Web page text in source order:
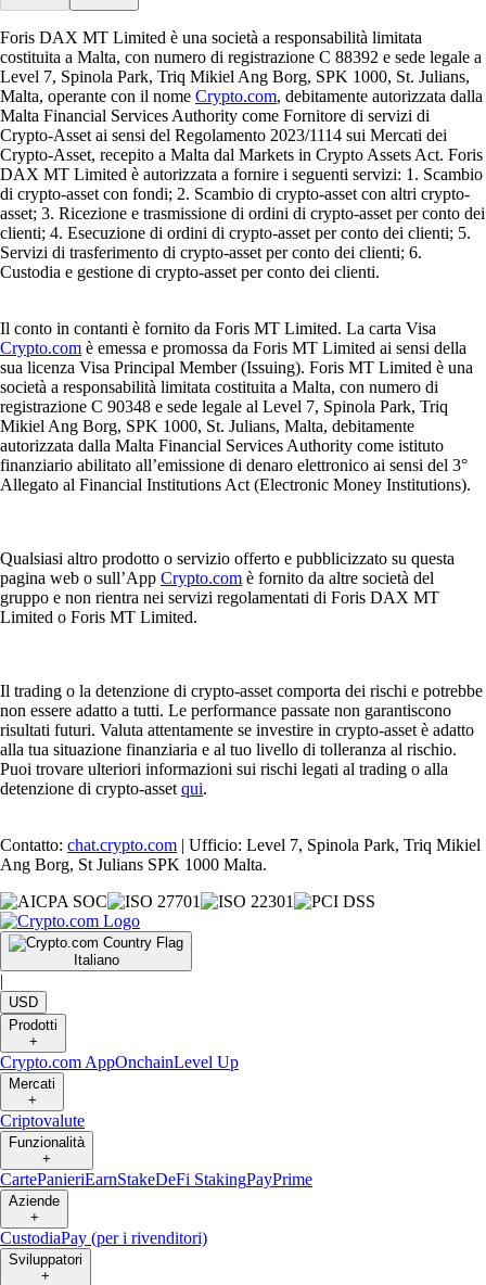
Foris DAX MT Limited è una società a responsabilità limitata
costituita a Malta, con numero di registrazione C 88392 e sede legale a
Level 7, Spinola Park, Triq Mikiel Ang Borg, SPK 1000, St. Julians,
Malta, operante con il nome Crypto.com, debitamente autorizzata dalla
Malta Financial Services Authority come Fornitore di servizi di
Crypto-Asset ai sensi del Regolamento 2023/1114 sui Mercati dei
Crypto-Asset, recepito a Malta dal Markets in Crypto Assets Act. Foris
DAX MT Limited è autorizzata a fornire i seguenti servizi: 1. Scambio
di crypto-asset con fondi; 2. Scambio di crypto-asset con altri crypto-
asset; 3. Ricezione e trasmissione di ordini di crypto-asset per conto dei
clienti; 4. Esecuzione di ordini di crypto-asset per conto dei clienti; 5.
Servizi di trasferimento di crypto-asset per conto dei clienti; 6.
Custodia e gestione di crypto-asset per conto dei clienti.
Il conto in contanti è fornito da Foris MT Limited. La carta Visa
Crypto.com è emessa e promossa da Foris MT Limited ai sensi della
sua licenza Visa Principal Member (Issuing). Foris MT Limited è una
società a responsabilità limitata costituita a Malta, con numero di
registrazione C 90348 e sede legale al Level 7, Spinola Park, Triq
Mikiel Ang Borg, SPK 1000, St. Julians, Malta, debitamente
autorizzata dalla Malta Financial Services Authority come istituto
finanziario abilitato all’emissione di denaro elettronico ai sensi del 3°
Allegato al Financial Institutions Act (Electronic Money Institutions).
Qualsiasi altro prodotto o servizio offerto e pubblicizzato su questa
pagina web o sull’App Crypto.com è fornito da altre società del
gruppo e non rientra nei servizi regolamentati di Foris DAX MT
Limited o Foris MT Limited.
Il trading o la detenzione di crypto-asset comporta dei rischi e potrebbe
non essere adatto a tutti. Le performance passate non garantiscono
risultati futuri. Valuta attentamente se investire in crypto-asset è adatto
alla tua situazione finanziaria e al tuo livello di tolleranza al rischio.
Puoi trovare ulteriori informazioni sui rischi legati al trading o alla
detenzione di crypto-asset qui.
Contatto: chat.crypto.com | Ufficio: Level 7, Spinola Park, Triq Mikiel
Ang Borg, St Julians SPK 1000 Malta.
Italiano
|
USD
Prodotti
+
Crypto.com AppOnchainLevel Up
Mercati
+
Criptovalute
Funzionalità
+
CartePanieriEarnStakeDeFi StakingPayPrime
Aziende
+
CustodiaPay (per i rivenditori)
Sviluppatori
+